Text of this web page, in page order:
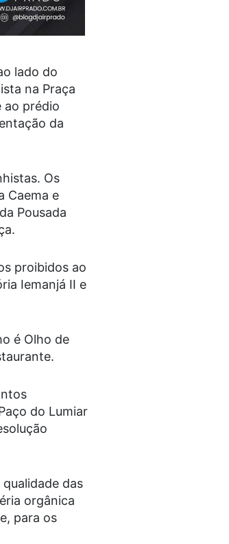
lado do
na Praça
ao prédio
da
Os
Caema e
Pousada
proibidos ao
Iemanjá II e
é Olho de
do Lumiar
das
orgânica
para os